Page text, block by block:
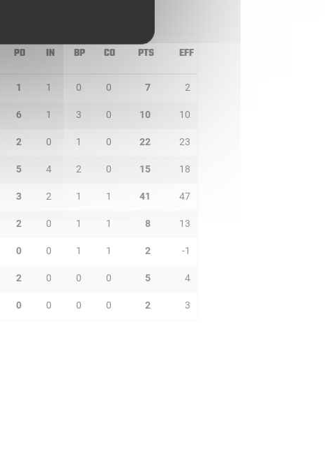
PD IN BP CO PTS EFF
1 1 0 0 7 2
6 1 3 0 10 10
2 0 1 0 22 23
5 4 2 0 15 18
3 2 1 1 41 47
2 0 1 1 8 13
0 0 1 1 2 -1
2 0 0 0 5 4
0 0 0 0 2 3